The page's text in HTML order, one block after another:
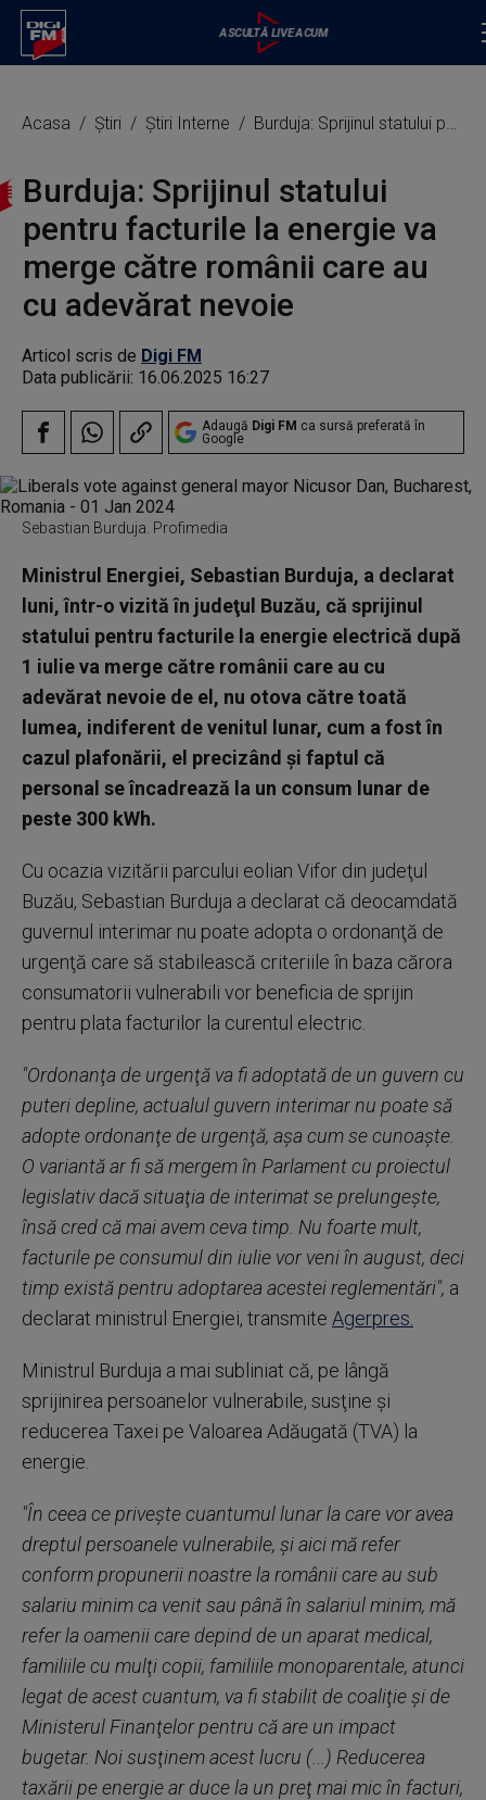
Acasa Știri Știri Interne Burduja: Sprijinul statului pentru facturile la energie va merge către românii care au cu adevărat nevoie
Burduja: Sprijinul statului
pentru facturile la energie va
merge către românii care au
cu adevărat nevoie
Articol scris de Digi FM
Data publicării: 16.06.2025 16:27
Adaugă Digi FM ca sursă preferată în
Google
Sebastian Burduja. Profimedia
Ministrul Energiei, Sebastian Burduja, a declarat
luni, într-o vizită în judeţul Buzău, că sprijinul
statului pentru facturile la energie electrică după
1 iulie va merge către românii care au cu
adevărat nevoie de el, nu otova către toată
lumea, indiferent de venitul lunar, cum a fost în
cazul plafonării, el precizând şi faptul că
personal se încadrează la un consum lunar de
peste 300 kWh.
Cu ocazia vizitării parcului eolian Vifor din judeţul
Buzău, Sebastian Burduja a declarat că deocamdată
guvernul interimar nu poate adopta o ordonanţă de
urgenţă care să stabilească criteriile în baza cărora
consumatorii vulnerabili vor beneficia de sprijin
pentru plata facturilor la curentul electric.
"Ordonanţa de urgenţă va fi adoptată de un guvern cu
puteri depline, actualul guvern interimar nu poate să
adopte ordonanţe de urgenţă, aşa cum se cunoaşte.
O variantă ar fi să mergem în Parlament cu proiectul
legislativ dacă situaţia de interimat se prelungeşte,
însă cred că mai avem ceva timp. Nu foarte mult,
facturile pe consumul din iulie vor veni în august, deci
timp există pentru adoptarea acestei reglementări", a
declarat ministrul Energiei, transmite Agerpres.
Ministrul Burduja a mai subliniat că, pe lângă
sprijinirea persoanelor vulnerabile, susţine şi
reducerea Taxei pe Valoarea Adăugată (TVA) la
energie.
"În ceea ce priveşte cuantumul lunar la care vor avea
dreptul persoanele vulnerabile, şi aici mă refer
conform propunerii noastre la românii care au sub
salariu minim ca venit sau până în salariul minim, mă
refer la oamenii care depind de un aparat medical,
familiile cu mulţi copii, familiile monoparentale, atunci
legat de acest cuantum, va fi stabilit de coaliţie şi de
Ministerul Finanţelor pentru că are un impact
bugetar. Noi susţinem acest lucru (...) Reducerea
taxării pe energie ar duce la un preţ mai mic în facturi,